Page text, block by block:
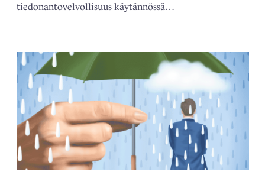
tiedonantovelvollisuus käytännössä…